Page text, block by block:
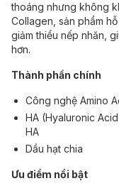
thoáng nhưng không
Collagen, sản phẩm
giảm thiểu nếp nhăn,
hơn.
Thành phần chính
Công nghệ Amino
HA (Hyaluronic
HA
Dầu hạt chia
Ưu điểm nổi bật